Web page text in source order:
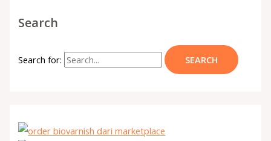
Search
Search for: